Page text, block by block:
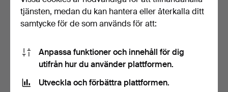
2 443 USD
Utvalt
80 USD
tjänsten, medan du kan hantera eller återkalla ditt
samtycke för de som används för att:
Anpassa funktioner och innehåll för dig
utifrån hur du använder plattformen.
Utveckla och förbättra plattformen.